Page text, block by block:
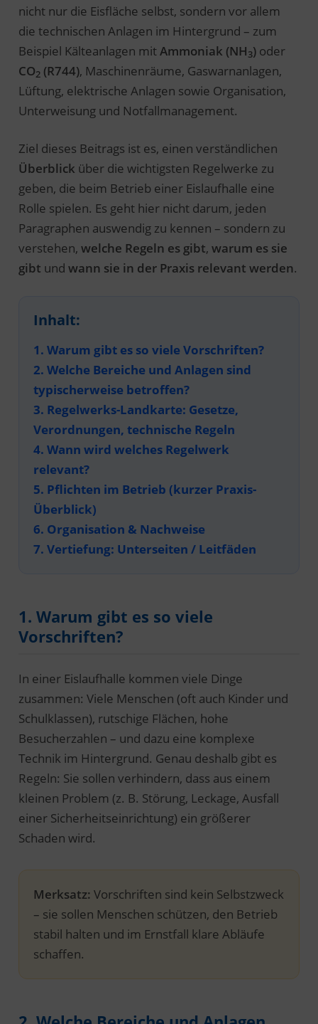
nicht nur die Eisfläche selbst, sondern vor allem
die technischen Anlagen im Hintergrund – zum
Beispiel Kälteanlagen mitAmmoniak (NH3) oder
CO2 (R744), Maschinenräume, Gaswarnanlagen,
Lüftung, elektrische Anlagen sowie Organisation,
Unterweisung und Notfallmanagement.
Ziel dieses Beitrags ist es, einen verständlichen
Überblick über die wichtigsten Regelwerke zu
geben, die beim Betrieb einer Eislaufhalle eine
Rolle spielen. Es geht hier nicht darum, jeden
Paragraphen auswendig zu kennen – sondern zu
verstehen, welche Regeln es gibt, warum es sie
gibt und wann sie in der Praxis relevant werden.
Inhalt:
1. Warum gibt es so viele Vorschriften?
2. Welche Bereiche und Anlagen sind
typischerweise betroffen?
3. Regelwerks-Landkarte: Gesetze,
Verordnungen, technische Regeln
4. Wann wird welches Regelwerk
relevant?
5. Pflichten im Betrieb (kurzer Praxis-
Überblick)
6. Organisation & Nachweise
7. Vertiefung: Unterseiten / Leitfäden
1. Warum gibt es so viele
Vorschriften?
In einer Eislaufhalle kommen viele Dinge
zusammen: Viele Menschen (oft auch Kinder und
Schulklassen), rutschige Flächen, hohe
Besucherzahlen – und dazu eine komplexe
Technik im Hintergrund. Genau deshalb gibt es
Regeln: Sie sollen verhindern, dass aus einem
kleinen Problem (z. B. Störung, Leckage, Ausfall
einer Sicherheitseinrichtung) ein größerer
Schaden wird.
Merksatz: Vorschriften sind kein Selbstzweck
– sie sollen Menschen schützen, den Betrieb
stabil halten und im Ernstfall klare Abläufe
schaffen.